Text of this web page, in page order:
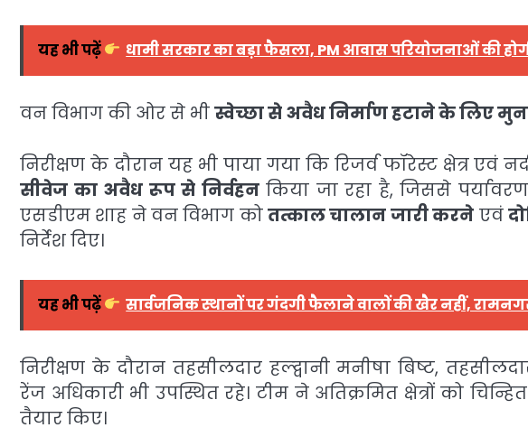
यह भी पढ़ें धामी सरकार का बड़ा फैसला, PM आवास परियोजनाओं की
वन विभाग की ओर से भीस्वेच्छा से अवैध निर्माण हटाने के लिए
निरीक्षण के दौरान यह भी पाया गया कि रिजर्व फॉरेस्ट क्षेत्र एवं
सीवेज का अवैध रूप से निर्वहनकिया जा रहा है, जिससे
एसडीएम शाह ने वन विभाग कोतत्काल चालान जारी करने एवं
निर्देश दिए।
यह भी पढ़ें सार्वजनिक स्थानों पर गंदगी फैलाने वालों की खैर नहीं,
निरीक्षण के दौरान तहसीलदार हल्द्वानी मनीषा बिष्ट,
रेंज अधिकारी भी उपस्थित रहे। टीम ने अतिक्रमित क्षेत्रों को
तैयार किए।